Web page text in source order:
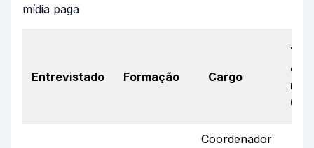
mídia paga
Entrevistado Formação Cargo
Coordenador